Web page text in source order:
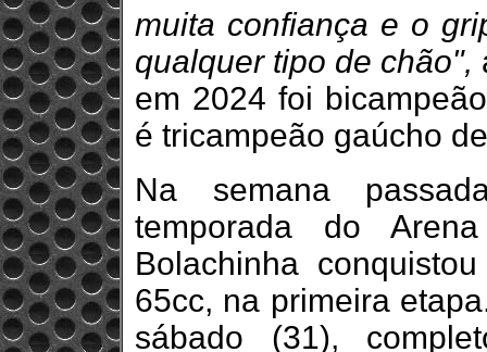
muita confiança e o
qualquer tipo de chão",
em 2024 foi
é tricampeão gaúcho
Na semana
temporada do
Bolachinha
65cc, na primeira
sábado (31),